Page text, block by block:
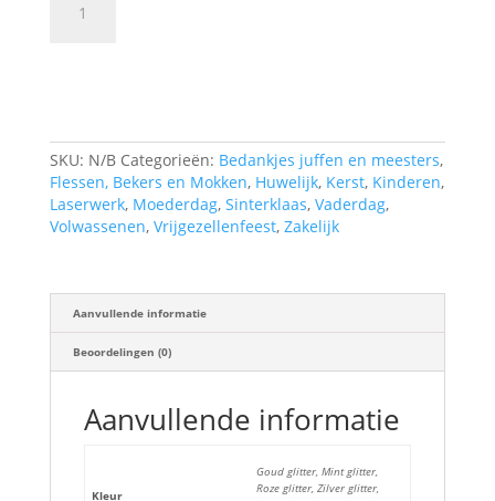
drinkdeksel
aantal
SKU: N/B Categorieën: Bedankjes juffen en meesters,
Flessen, Bekers en Mokken, Huwelijk, Kerst, Kinderen,
Laserwerk, Moederdag, Sinterklaas, Vaderdag,
Volwassenen, Vrijgezellenfeest, Zakelijk
Aanvullende informatie
Beoordelingen (0)
Aanvullende informatie
Kleur
Goud glitter, Mint glitter,
Roze glitter, Zilver glitter,